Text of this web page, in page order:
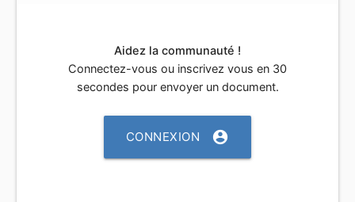
Aidez la communauté !
Connectez-vous ou inscrivez vous en 30
secondes pour envoyer un document.
CONNEXION account_circle